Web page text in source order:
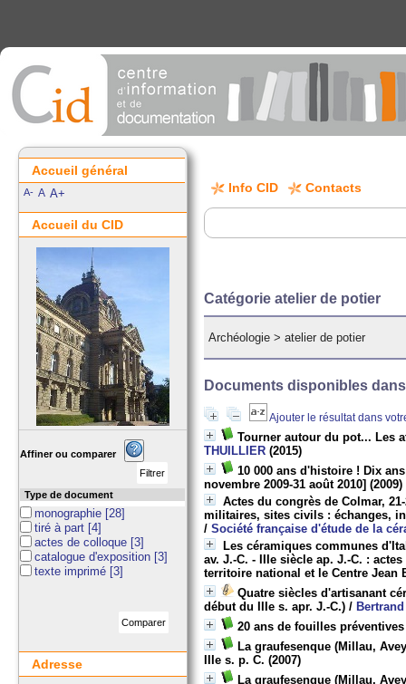
Info CID Contacts
Catégorie atelier de potier
Archéologie >atelier de potier
Documents disponibles
Ajouter le résultat dans
Tourner autour du pot... Les
THUILLIER (2015)
10 000 ans d'histoire ! Dix
novembre 2009-31 août 2010] (2009)
Actes du congrès de Colmar,
militaires, sites civils : échanges,
/Société française d'étude de la
Les céramiques communes
av. J.-C. - IIIe siècle ap. J.-C. :
territoire national et le Centre Jean
Quatre siècles d'artisanant
début du IIIe s. apr. J.-C.) /
20 ans de fouilles
La graufesenque (Millau,
IIIe s. p. C. (2007)
La graufesenque (Millau,
Accueil général
A- A A+
Accueil du CID
Affiner ou comparer
Type de document
monographie [28]
tiré à part [4]
actes de colloque [3]
catalogue d'exposition [3]
texte imprimé [3]
Adresse